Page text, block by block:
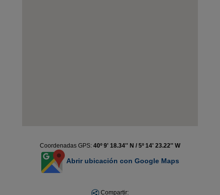
Coordenadas GPS: 40º 9' 18.34'' N / 5º 14' 23.22'' W
Abrir ubicación con Google Maps
Compartir: